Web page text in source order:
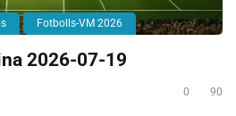
Fotbolls-VM 2026
2026-07-19
0 90